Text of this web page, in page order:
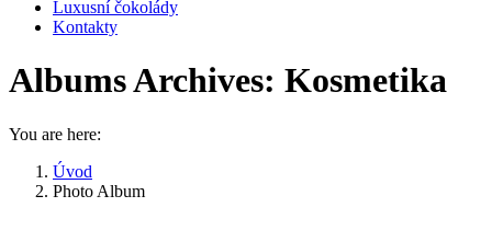
Luxusní čokolády
Kontakty
Albums Archives: Kosmetika
You are here:
Úvod
Photo Album